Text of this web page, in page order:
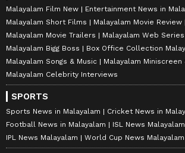
Malayalam Film New
Entertainment News in
Malayalam Short Films
Malayalam Movie Review
Malayalam Movie Trailers
Malayalam Web Series
Malayalam Bigg Boss
Box Office Collection
Malayalam Songs & Music
Malayalam Miniscreen
Malayalam Celebrity Interviews
SPORTS
Sports News in Malayalam
Cricket News in
Football News in Malayalam
ISL News Malayalam
IPL News Malayalam
World Cup News Malayalam